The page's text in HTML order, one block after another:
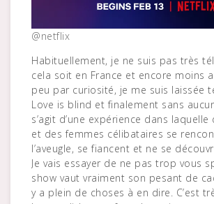
@netflix
Habituellement, je ne suis pas très
cela soit en France et encore moins
peu par curiosité, je me suis laissée
Love is blind et finalement sans
s’agit d’une expérience dans
et des femmes célibataires se
l’aveugle, se fiancent et ne se
Je vais essayer de ne pas trop vous
show vaut vraiment son pesant de
y a plein de choses à en dire. C’est